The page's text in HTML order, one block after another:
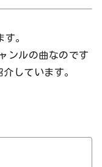
。
ンルの曲なのです
しています。